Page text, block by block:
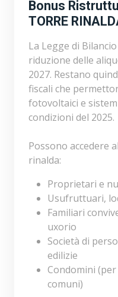
Bonus
TORRE
La Legge di
riduzione delle
2027. Restano
fiscali che
fotovoltaici e
condizioni del 2025.
Possono accedere
rinalda:
Proprietari e
Usufruttuari,
Familiari
uxorio
Società di
edilizie
Condomini
comuni)